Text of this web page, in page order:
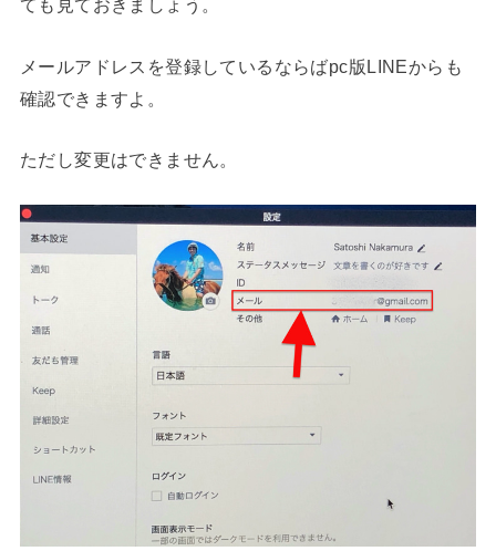
ても見ておきましょう。
メールアドレスを登録しているならばpc版LINEからも
確認できますよ。
ただし変更はできません。